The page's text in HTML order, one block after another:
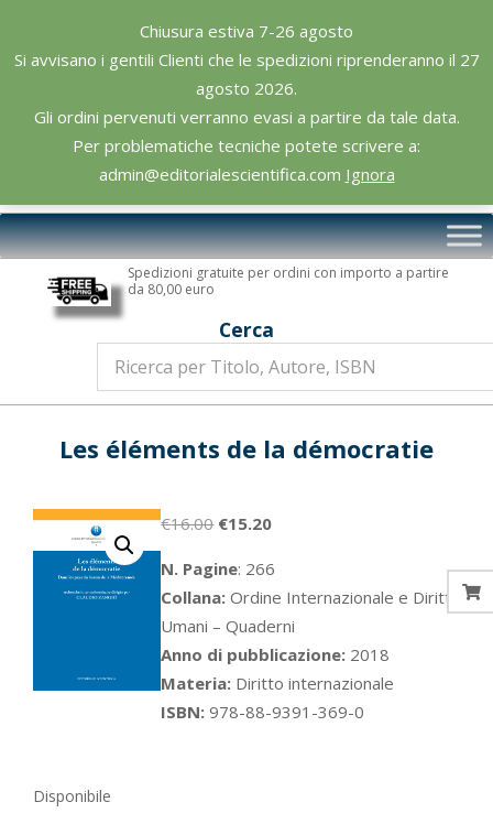
Chiusura estiva 7-26 agosto
Si avvisano i gentili Clienti che le spedizioni riprenderanno il 27
agosto 2026.
Gli ordini pervenuti verranno evasi a partire da tale data.
Per problematiche tecniche potete scrivere a:
admin@editorialescientifica.com Ignora
content
Editoriale
Scientifica
Primary
Navigation
Spedizioni gratuite per ordini con importo a partire
da 80,00 euro
Cerca
Les éléments de la démocratie
€16.00 Il
originale
era:
€16.00.
€15.20Il
attuale
è:
€15.20.
N. Pagine: 266
Collana: Ordine Internazionale e Diritti
Umani – Quaderni
Anno di pubblicazione: 2018
Materia: Diritto internazionale
ISBN: 978-88-9391-369-0
Disponibile